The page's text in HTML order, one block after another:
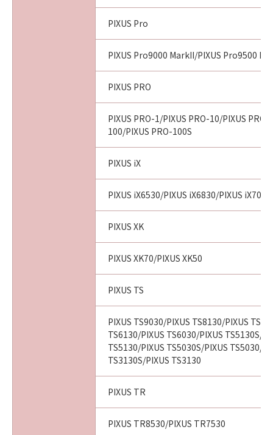
PIXUS Pro
PIXUS Pro9000 MarkII/PIXUS Pro9500
PIXUS PRO
PIXUS PRO-1/PIXUS PRO-10/PIXUS PRO-
100/PIXUS PRO-100S
PIXUS iX
PIXUS iX6530/PIXUS iX6830/PIXUS iX7000
PIXUS XK
PIXUS XK70/PIXUS XK50
PIXUS TS
PIXUS TS9030/PIXUS TS8130/PIXUS
TS6130/PIXUS TS6030/PIXUS TS5130S/
TS5130/PIXUS TS5030S/PIXUS TS5030/
TS3130S/PIXUS TS3130
PIXUS TR
PIXUS TR8530/PIXUS TR7530